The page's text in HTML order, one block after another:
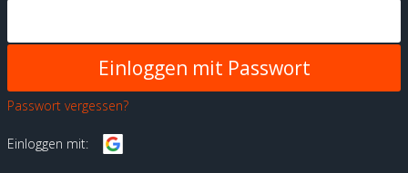
Passwort vergessen?
Einloggen mit: